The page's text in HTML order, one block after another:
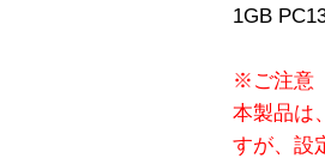
1GB
※ご注意
本製品は
すが、設